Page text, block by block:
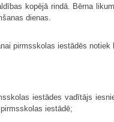
kopējā rindā. Bērna
dienas.
pirmsskolas iestādēs
iestādes vadītājs
iestādē;